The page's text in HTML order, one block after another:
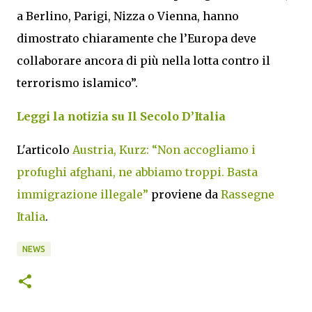
a Berlino, Parigi, Nizza o Vienna, hanno
dimostrato chiaramente che l’Europa deve
collaborare ancora di più nella lotta contro il
terrorismo islamico”.
Leggi la notizia su Il Secolo D’Italia
L'articolo Austria, Kurz: “Non accogliamo i
profughi afghani, ne abbiamo troppi. Basta
immigrazione illegale” proviene da Rassegne
Italia.
NEWS